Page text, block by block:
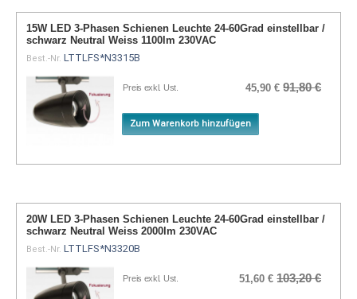
15W LED 3-Phasen Schienen Leuchte 24-60Grad einstellbar /
schwarz Neutral Weiss 1100lm 230VAC
Best.-Nr. LTTLFS*N3315B
Preis exkl. Ust. 45,90 € 91,80 €
Zum Warenkorb hinzufügen
20W LED 3-Phasen Schienen Leuchte 24-60Grad einstellbar /
schwarz Neutral Weiss 2000lm 230VAC
Best.-Nr. LTTLFS*N3320B
Preis exkl. Ust. 51,60 € 103,20 €